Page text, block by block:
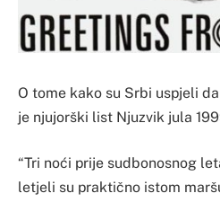
O tome kako su Srbi uspjeli
je njujorški list Njuzvik jula
“Tri noći prije sudbonosnog
letjeli su praktično istom